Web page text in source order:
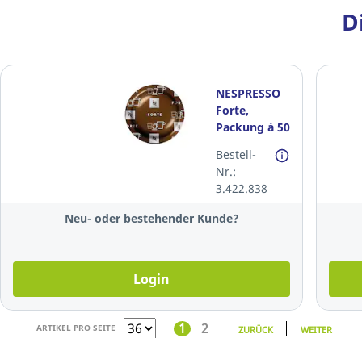
NESPRESSO
Forte,
Packung à 50
Bestell-
Nr.:
3.422.838
Neu- oder bestehender Kunde?
Login
ARTIKEL PRO SEITE 1 2 ZURÜCK WEITER